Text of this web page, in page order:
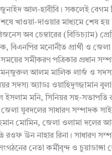
আল-হাবীবি। সকলেই বেগম
খাওয়া-দাওয়ার মাধ্যমে শেষ
অব চেম্বারের (বিডিচ্যাম)
বিএনপির মনোনীত প্রার্থী ও
সমীকরণ পত্রিকার প্রধান
মন্জুরুল আলম মালিক লার্জ ও
সদস্য অ্যাডঃ ওয়াহিদুজ্জামান
মনি, সিনিয়র সহ-সভাপতি
যুবদলের সাধারণ সম্পাদক
মোমিন, জেলা ওলামা দলের
উন নাহার রিনা। সাধারণ
নেতা কর্মীবৃন্দ ও চুয়াডাঙ্গা